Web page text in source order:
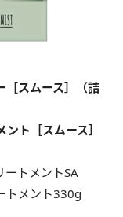
スムース］（詰
ト［スムース］
ートメントSA
トメント330g